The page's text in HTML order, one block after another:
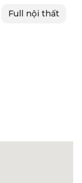
Full nội thất